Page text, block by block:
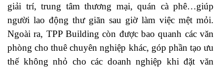
giải trí, trung tâm thương mại, quán cà phê…giúp
người lao động thư giãn sau giờ làm việc mệt mỏi.
Ngoài ra, TPP Building còn được bao quanh các văn
phòng cho thuê chuyên nghiệp khác, góp phần tạo ưu
thế không nhỏ cho các doanh nghiệp khi đặt văn